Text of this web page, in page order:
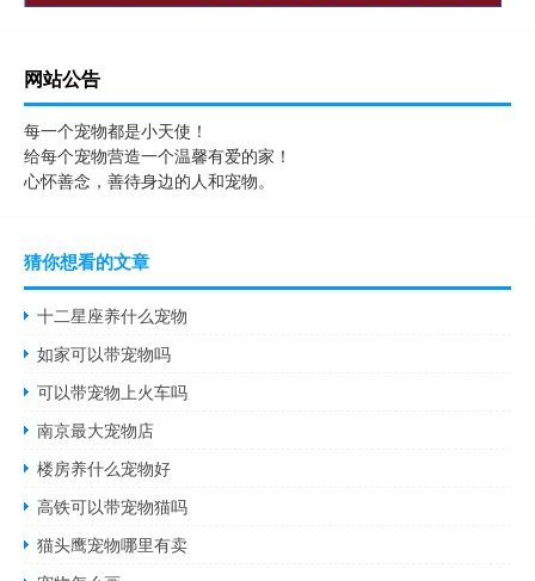
网站公告
每一个宠物都是小天使！
给每个宠物营造一个温馨有爱的家！
心怀善念，善待身边的人和宠物。
猜你想看的文章
十二星座养什么宠物
如家可以带宠物吗
可以带宠物上火车吗
南京最大宠物店
楼房养什么宠物好
高铁可以带宠物猫吗
猫头鹰宠物哪里有卖